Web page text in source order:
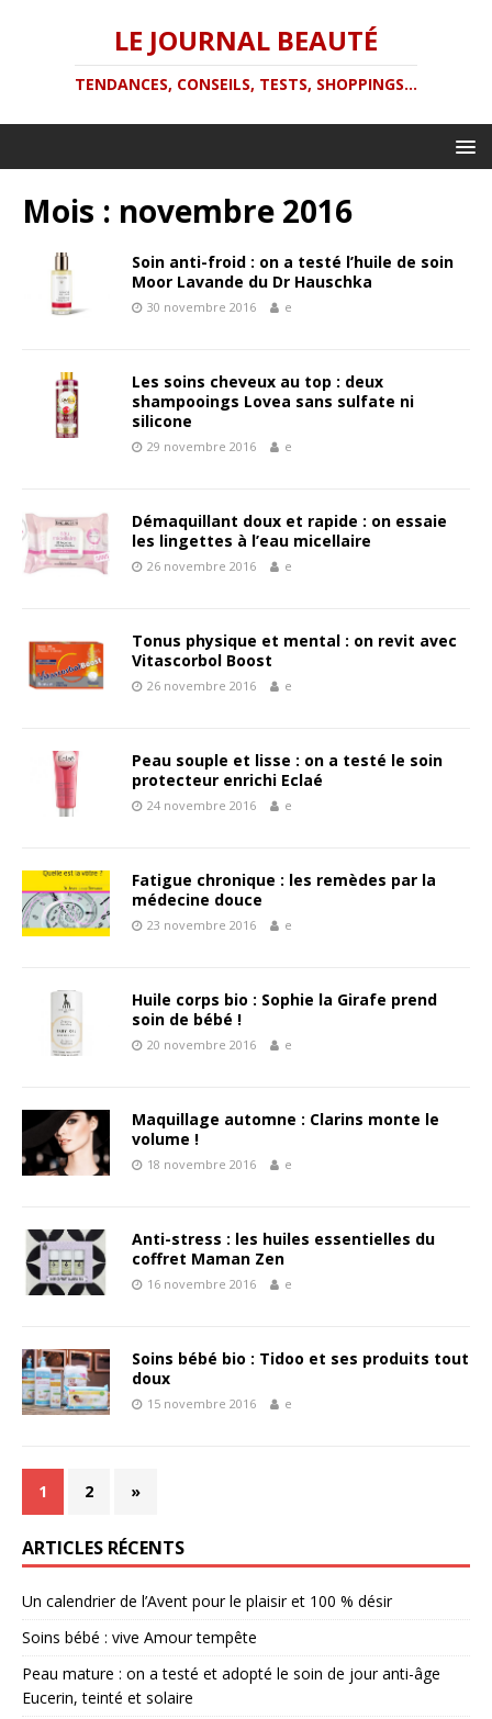
LE JOURNAL BEAUTÉ
TENDANCES, CONSEILS, TESTS, SHOPPINGS...
Mois : novembre 2016
Soin anti-froid : on a testé l’huile de soin
Moor Lavande du Dr Hauschka
30 novembre 2016 e
Les soins cheveux au top : deux
shampooings Lovea sans sulfate ni
silicone
29 novembre 2016 e
Démaquillant doux et rapide : on essaie
les lingettes à l’eau micellaire
26 novembre 2016 e
Tonus physique et mental : on revit avec
Vitascorbol Boost
26 novembre 2016 e
Peau souple et lisse : on a testé le soin
protecteur enrichi Eclaé
24 novembre 2016 e
Fatigue chronique : les remèdes par la
médecine douce
23 novembre 2016 e
Huile corps bio : Sophie la Girafe prend
soin de bébé !
20 novembre 2016 e
Maquillage automne : Clarins monte le
volume !
18 novembre 2016 e
Anti-stress : les huiles essentielles du
coffret Maman Zen
16 novembre 2016 e
Soins bébé bio : Tidoo et ses produits tout
doux
15 novembre 2016 e
1 2 »
ARTICLES RÉCENTS
Un calendrier de l’Avent pour le plaisir et 100 % désir
Soins bébé : vive Amour tempête
Peau mature : on a testé et adopté le soin de jour anti-âge
Eucerin, teinté et solaire